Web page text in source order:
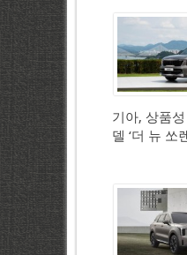
기아, 상품
델 ‘더 뉴 쏘